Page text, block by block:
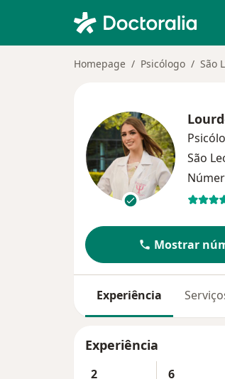
Homepage Psicólogo São
São
Mostrar
Experiência
Experiência
2
6